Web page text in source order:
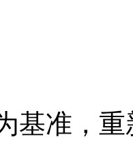
基准，